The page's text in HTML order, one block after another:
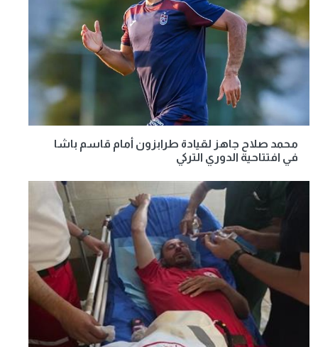
محمد صلاح جاهز لقيادة طرابزون أمام قاسم باشا
في افتتاحية الدوري التركي